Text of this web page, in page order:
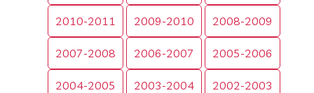
2010-2011 2009-2010 2008-2009
2007-2008 2006-2007 2005-2006
2004-2005 2003-2004 2002-2003